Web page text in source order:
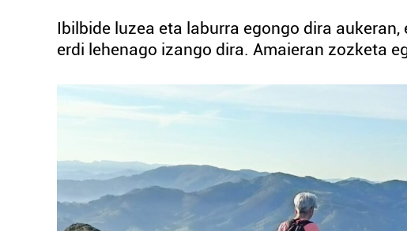
Ibilbide luzea eta laburra egongo dira
erdi lehenago izango dira. Amaieran zozketa